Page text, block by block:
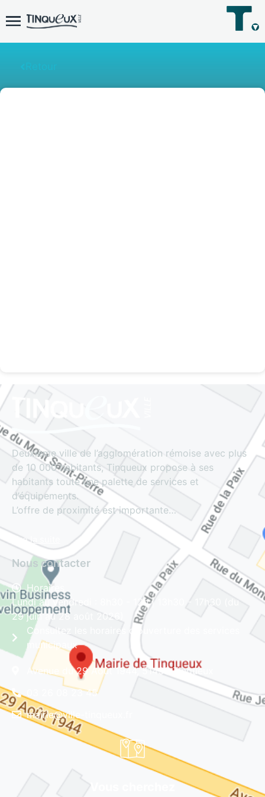
Deuxième ville de l’agglomération rémoise avec plus
de 10 000 habitants, Tinqueux propose à ses
habitants toute une palette de services et
d’équipements.
L’offre de proximité est importante…
Lire la suite
Nous contacter
Horaires
Lundi au vendredi : 8h30 - 12h | 13h30 - 17h30 (du
29 juin au 28 août 2026)
Consultez les horaires d'ouverture des services
municipaux
Avenue du 29 Août 1944, 51430 Tinqueux
03 26 08 23 45
mairie@ville-tinqueux.fr
Vous cherchez